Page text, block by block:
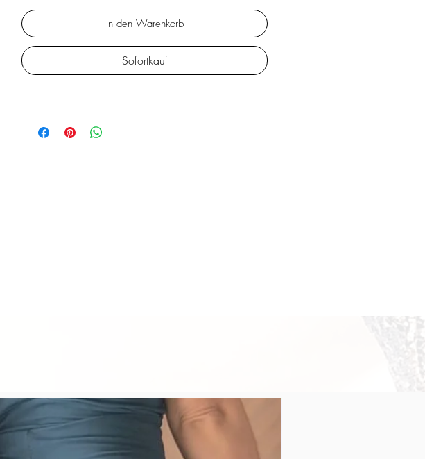
In den Warenkorb
Sofortkauf